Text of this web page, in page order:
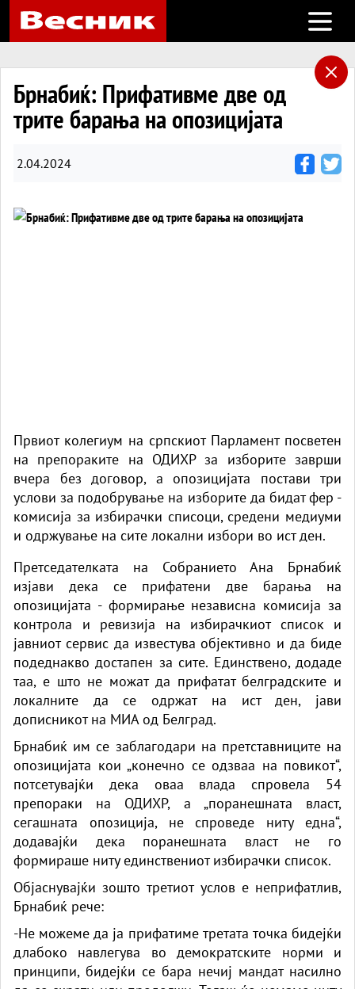
Open
Брнабиќ: Прифативме две од
трите барања на опозицијата
2.04.2024
Првиот колегиум на српскиот Парламент посветен
на препораките на ОДИХР за изборите заврши
вчера без договор, а опозицијата постави три
услови за подобрување на изборите да бидат фер -
комисија за избирачки списоци, средени медиуми
и одржување на сите локални избори во ист ден.
Претседателката на Собранието Ана Брнабиќ
изјави дека се прифатени две барања на
опозицијата - формирање независна комисија за
контрола и ревизија на избирачкиот список и
јавниот сервис да известува објективно и да биде
подеднакво достапен за сите. Единствено, додаде
таа, е што не можат да прифатат белградските и
локалните да се одржат на ист ден, јави
дописникот на МИА од Белград.
Брнабиќ им се заблагодари на претставниците на
опозицијата кои „конечно се одзваа на повикот“,
потсетувајќи дека оваа влада спровела 54
препораки на ОДИХР, а „поранешната власт,
сегашната опозиција, не спроведе ниту една“,
додавајќи дека поранешната власт не го
формираше ниту единствениот избирачки список.
Објаснувајќи зошто третиот услов е неприфатлив,
Брнабиќ рече:
-Не можеме да ја прифатиме третата точка бидејќи
длабоко навлегува во демократските норми и
принципи, бидејќи се бара нечиј мандат насилно